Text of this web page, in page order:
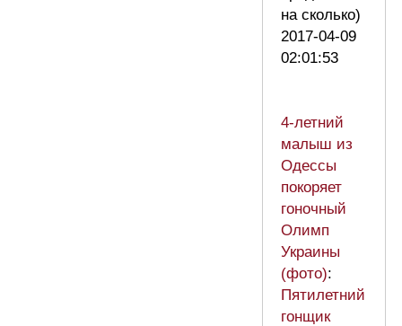
на сколько)
2017-04-09
02:01:53
4-летний
малыш из
Одессы
покоряет
гоночный
Олимп
Украины
(фото):
Пятилетний
гонщик